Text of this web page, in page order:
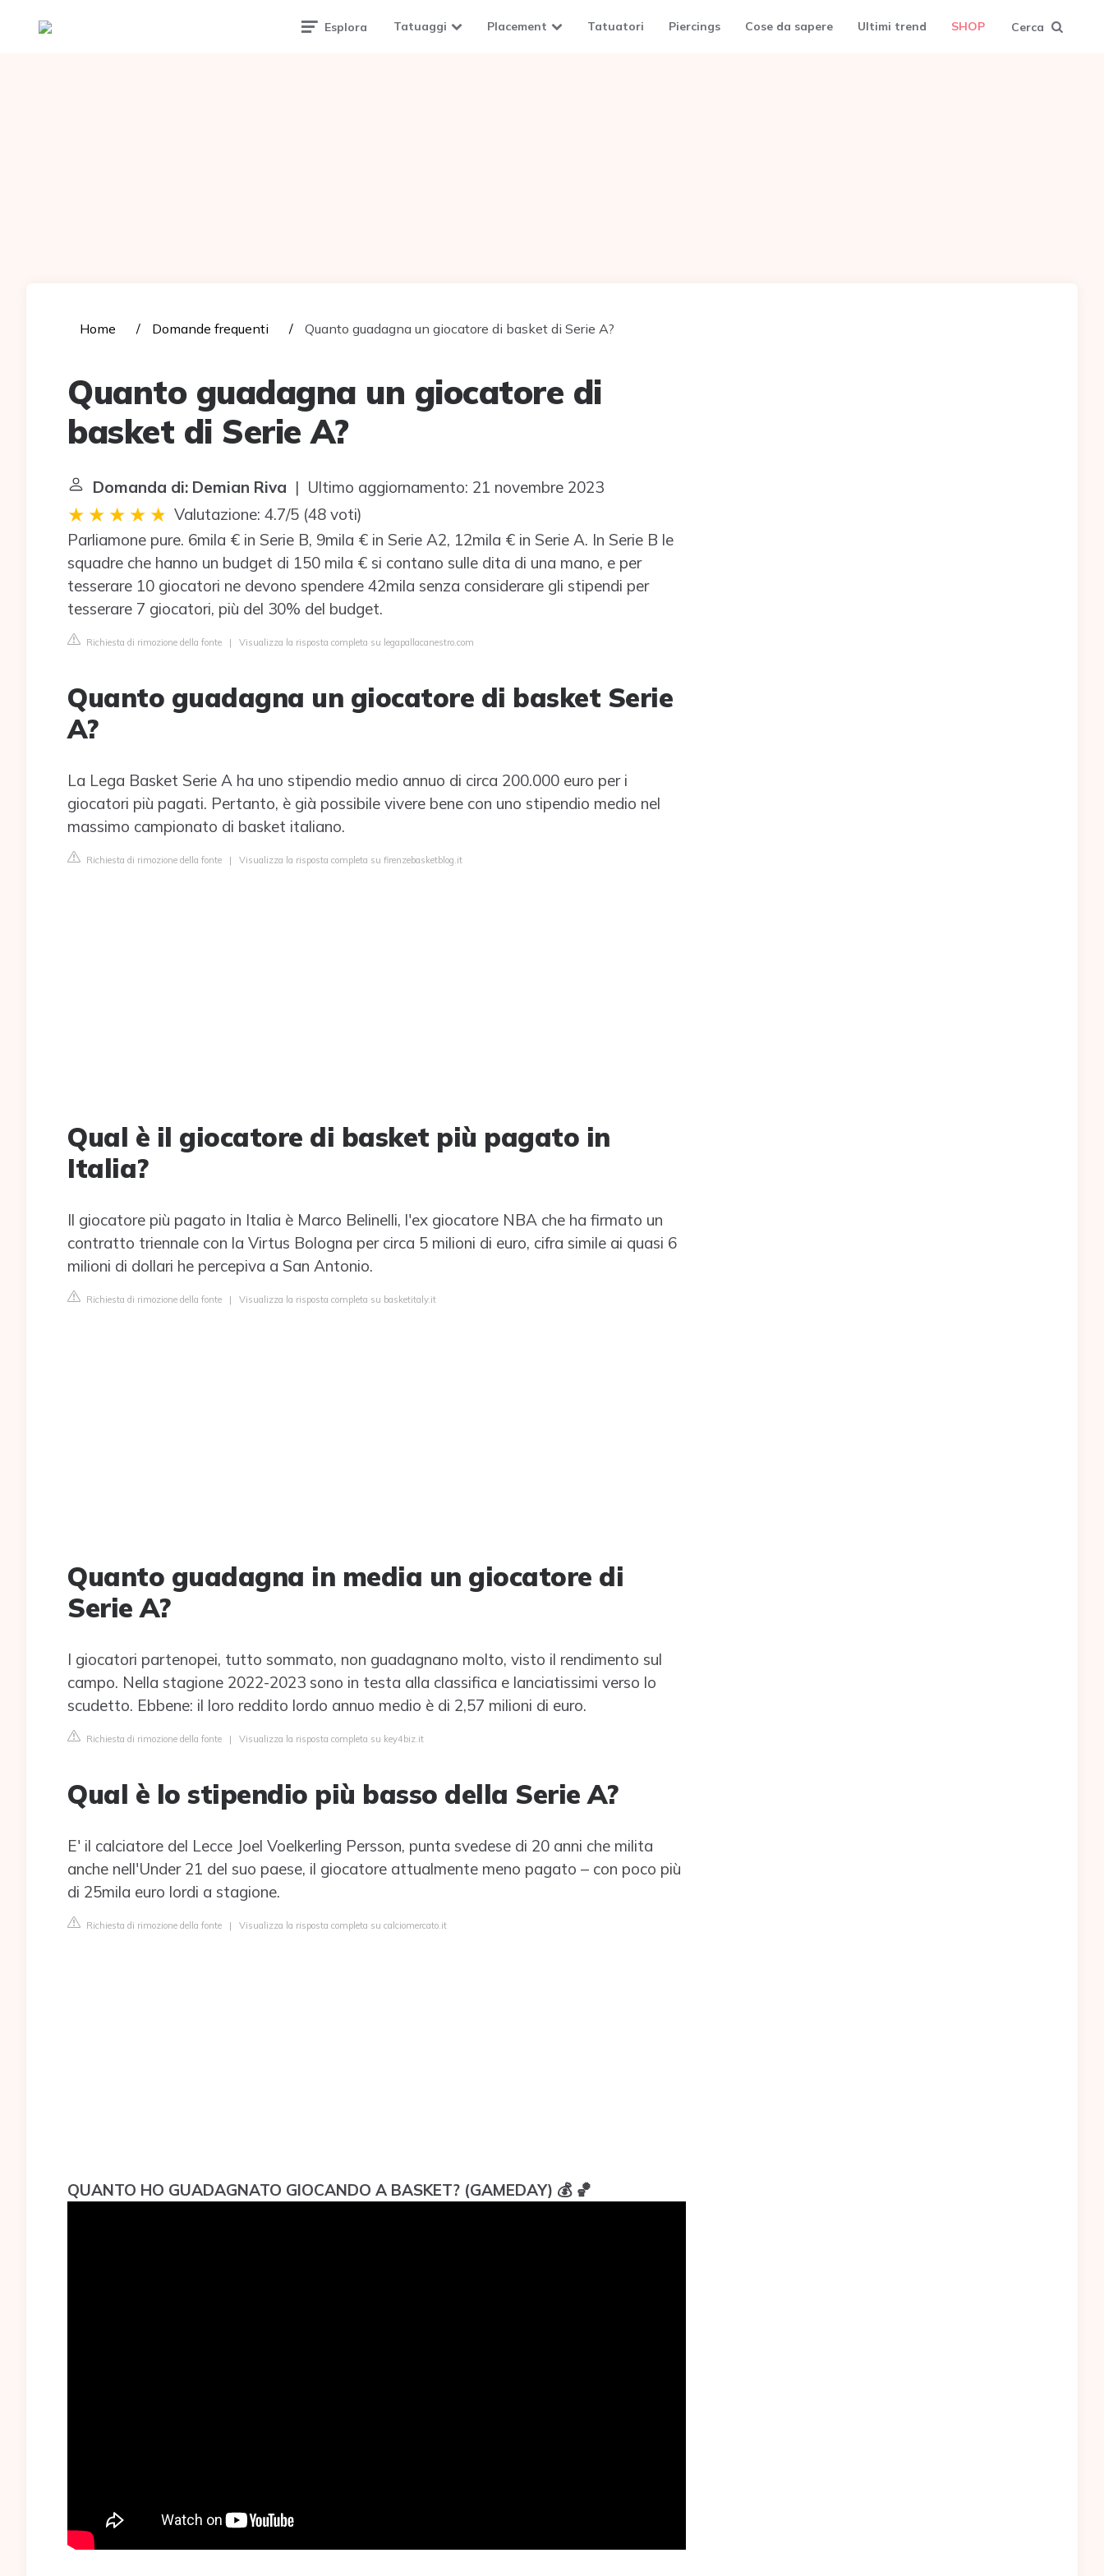
Tattoomuse.it Esplora Tatuaggi Placement Tatuatori Piercings Cose da sapere Ultimi trend SHOP Cerca
Home Domande frequenti Quanto guadagna un giocatore di basket di Serie A?
Quanto guadagna un giocatore di
basket di Serie A?
Domanda di: Demian Riva | Ultimo aggiornamento: 21 novembre 2023
Valutazione: 4.7/5 (48 voti)
Parliamone pure. 6mila € in Serie B, 9mila € in Serie A2, 12mila € in Serie A. In Serie B le
squadre che hanno un budget di 150 mila € si contano sulle dita di una mano, e per
tesserare 10 giocatori ne devono spendere 42mila senza considerare gli stipendi per
tesserare 7 giocatori, più del 30% del budget.
Richiesta di rimozione della fonte | Visualizza la risposta completa su legapallacanestro.com
Quanto guadagna un giocatore di basket Serie
A?
La Lega Basket Serie A ha uno stipendio medio annuo di circa 200.000 euro per i
giocatori più pagati. Pertanto, è già possibile vivere bene con uno stipendio medio nel
massimo campionato di basket italiano.
Richiesta di rimozione della fonte | Visualizza la risposta completa su firenzebasketblog.it
Qual è il giocatore di basket più pagato in
Italia?
Il giocatore più pagato in Italia è Marco Belinelli, l'ex giocatore NBA che ha firmato un
contratto triennale con la Virtus Bologna per circa 5 milioni di euro, cifra simile ai quasi 6
milioni di dollari he percepiva a San Antonio.
Richiesta di rimozione della fonte | Visualizza la risposta completa su basketitaly.it
Quanto guadagna in media un giocatore di
Serie A?
I giocatori partenopei, tutto sommato, non guadagnano molto, visto il rendimento sul
campo. Nella stagione 2022-2023 sono in testa alla classifica e lanciatissimi verso lo
scudetto. Ebbene: il loro reddito lordo annuo medio è di 2,57 milioni di euro.
Richiesta di rimozione della fonte | Visualizza la risposta completa su key4biz.it
Qual è lo stipendio più basso della Serie A?
E' il calciatore del Lecce Joel Voelkerling Persson, punta svedese di 20 anni che milita
anche nell'Under 21 del suo paese, il giocatore attualmente meno pagato – con poco più
di 25mila euro lordi a stagione.
Richiesta di rimozione della fonte | Visualizza la risposta completa su calciomercato.it
QUANTO HO GUADAGNATO GIOCANDO A BASKET? (GAMEDAY) 💰 🏀